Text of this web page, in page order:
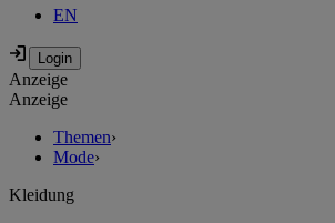
EN
Anzeige
Anzeige
Themen›
Mode›
Kleidung